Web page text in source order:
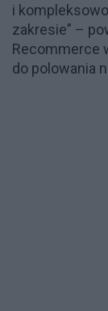
i
zakresie” –
Recommerce
do polowania